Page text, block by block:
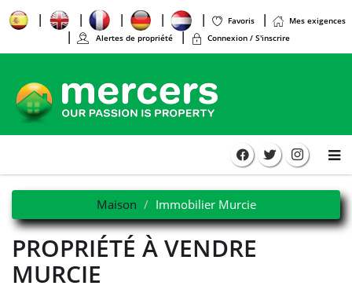
Favoris
Mes exigences
Alertes de propriété
Connexion / S'inscrire
Maison Immobilier Murcie
PROPRIÉTÉ À VENDRE
MURCIE